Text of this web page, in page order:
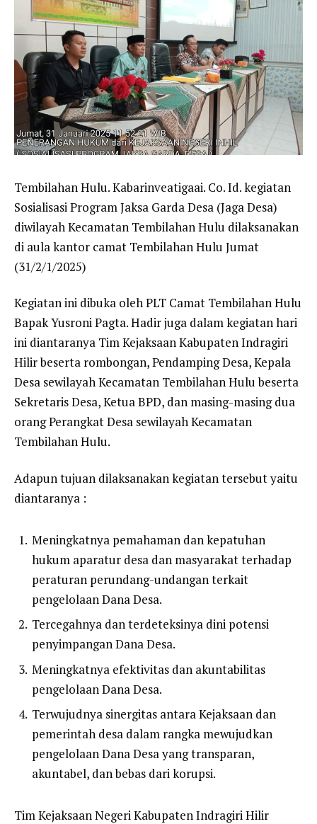
Tembilahan Hulu. Kabarinveatigaai. Co. Id. kegiatan
Sosialisasi Program Jaksa Garda Desa (Jaga Desa)
diwilayah Kecamatan Tembilahan Hulu dilaksanakan
di aula kantor camat Tembilahan Hulu Jumat
(31/2/1/2025)
Kegiatan ini dibuka oleh PLT Camat Tembilahan Hulu
Bapak Yusroni Pagta. Hadir juga dalam kegiatan hari
ini diantaranya Tim Kejaksaan Kabupaten Indragiri
Hilir beserta rombongan, Pendamping Desa, Kepala
Desa sewilayah Kecamatan Tembilahan Hulu beserta
Sekretaris Desa, Ketua BPD, dan masing-masing dua
orang Perangkat Desa sewilayah Kecamatan
Tembilahan Hulu.
Adapun tujuan dilaksanakan kegiatan tersebut yaitu
diantaranya :
Meningkatnya pemahaman dan kepatuhan
hukum aparatur desa dan masyarakat terhadap
peraturan perundang-undangan terkait
pengelolaan Dana Desa.
Tercegahnya dan terdeteksinya dini potensi
penyimpangan Dana Desa.
Meningkatnya efektivitas dan akuntabilitas
pengelolaan Dana Desa.
Terwujudnya sinergitas antara Kejaksaan dan
pemerintah desa dalam rangka mewujudkan
pengelolaan Dana Desa yang transparan,
akuntabel, dan bebas dari korupsi.
Tim Kejaksaan Negeri Kabupaten Indragiri Hilir